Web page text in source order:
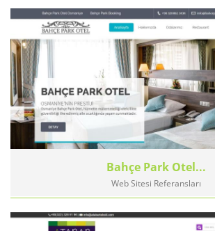
Bahçe Park Otel...
Web Sitesi Referansları